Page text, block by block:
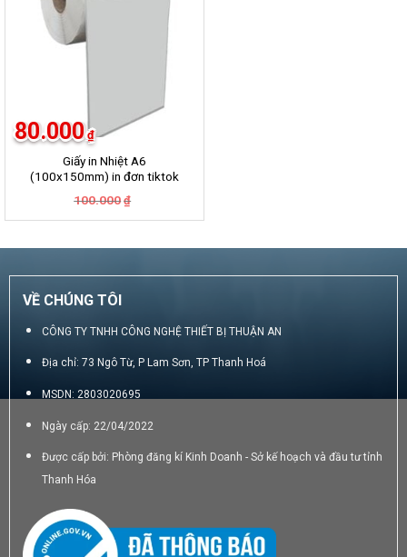
Giấy in Nhiệt A6
(100x150mm) in đơn tiktok
100.000 ₫
là:
80.000 ₫
tại
80.000₫.
VỀ CHÚNG TÔI
CÔNG TY TNHH CÔNG NGHỆ THIẾT BỊ THUẬN AN
Địa chỉ: 73 Ngô Từ, P Lam Sơn, TP Thanh Hoá
MSDN: 2803020695
Ngày cấp: 22/04/2022
Được cấp bởi: Phòng đăng kí Kinh Doanh - Sở kế hoạch và đầu tư tỉnh
Thanh Hóa